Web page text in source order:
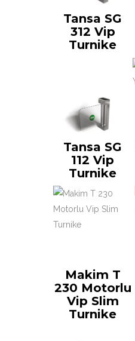
Tansa SG
312 Vip
Turnike
Tansa SG
112 Vip
Turnike
Makim T
230 Motorlu
Vip Slim
Turnike